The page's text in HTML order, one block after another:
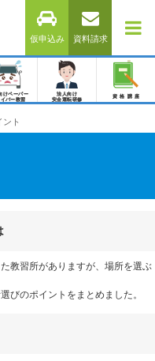
仮申込み 資料請求
けペーパー
イバー教習
法人向け
安全運転研修
資格講座
ト
教習所がありますが、場所を選ぶ
びのポイントをまとめました。